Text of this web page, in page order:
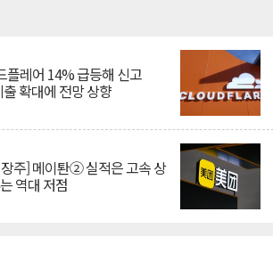
플레어 14% 급등해 신고
출 확대에 전망 상향
주] 메이퇀② 실적은 고속 상
역대 저점